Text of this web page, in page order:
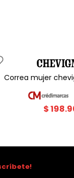
correa mujer
$198.